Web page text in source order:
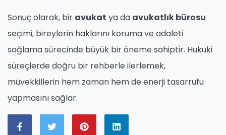
Sonuç olarak, bir avukat ya da avukatlık bürosu
seçimi, bireylerin haklarını koruma ve adaleti
sağlama sürecinde büyük bir öneme sahiptir. Hukuki
süreçlerde doğru bir rehberle ilerlemek,
müvekkillerin hem zaman hem de enerji tasarrufu
yapmasını sağlar.